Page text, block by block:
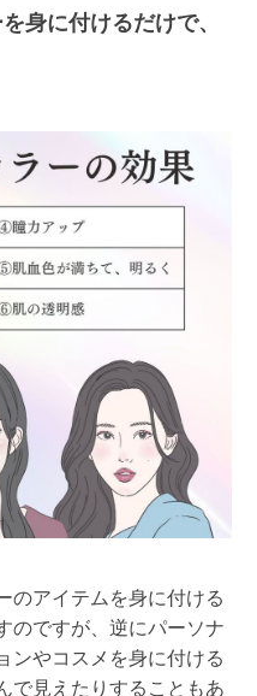
身に付けるだけで、
のアイテムを身に付ける
のですが、逆にパーソナ
ンやコスメを身に付ける
で見えたりすることもあ